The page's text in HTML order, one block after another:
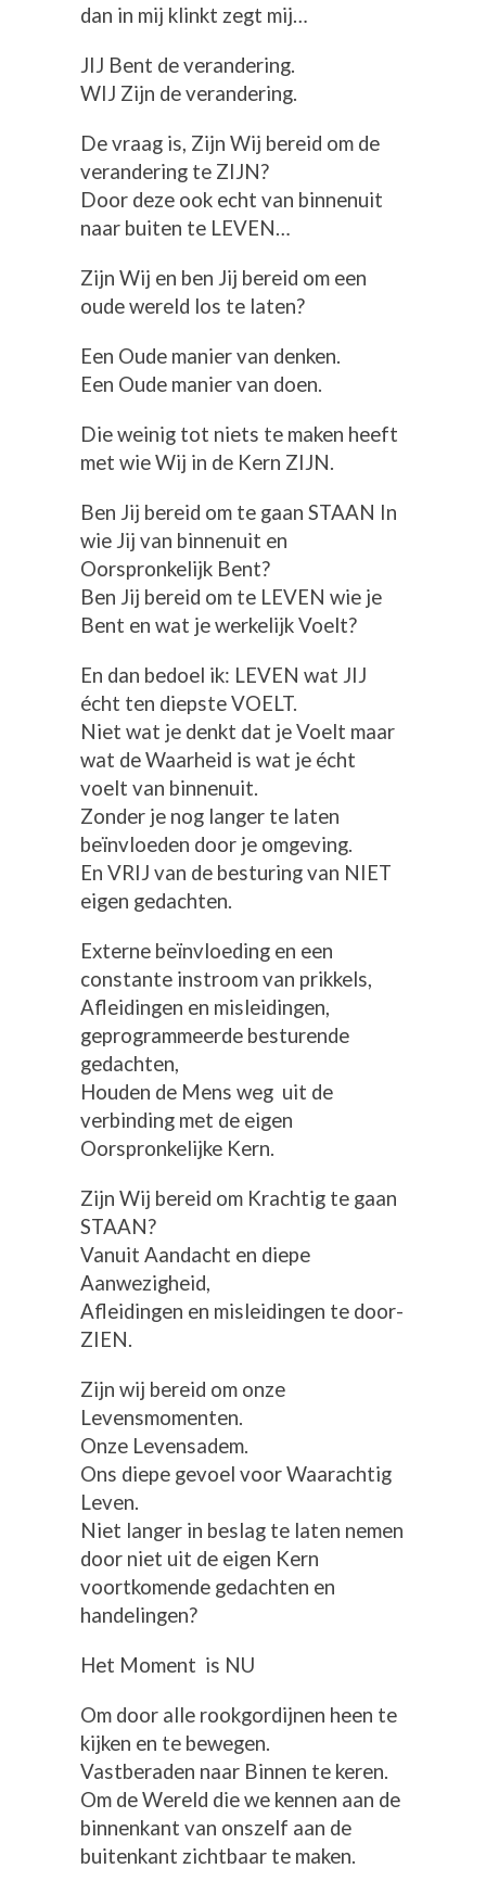
dan in mij klinkt zegt mij…
JIJ Bent de verandering.
WIJ Zijn de verandering.
De vraag is, Zijn Wij bereid om de
verandering te ZIJN?
Door deze ook echt van binnenuit
naar buiten te LEVEN…
Zijn Wij en ben Jij bereid om een
oude wereld los te laten?
Een Oude manier van denken.
Een Oude manier van doen.
Die weinig tot niets te maken heeft
met wie Wij in de Kern ZIJN.
Ben Jij bereid om te gaan STAAN In
wie Jij van binnenuit en
Oorspronkelijk Bent?
Ben Jij bereid om te LEVEN wie je
Bent en wat je werkelijk Voelt?
En dan bedoel ik: LEVEN wat JIJ
écht ten diepste VOELT.
Niet wat je denkt dat je Voelt maar
wat de Waarheid is wat je écht
voelt van binnenuit.
Zonder je nog langer te laten
beïnvloeden door je omgeving.
En VRIJ van de besturing van NIET
eigen gedachten.
Externe beïnvloeding en een
constante instroom van prikkels,
Afleidingen en misleidingen,
geprogrammeerde besturende
gedachten,
Houden de Mens weg uit de
verbinding met de eigen
Oorspronkelijke Kern.
Zijn Wij bereid om Krachtig te gaan
STAAN?
Vanuit Aandacht en diepe
Aanwezigheid,
Afleidingen en misleidingen te door-
ZIEN.
Zijn wij bereid om onze
Levensmomenten.
Onze Levensadem.
Ons diepe gevoel voor Waarachtig
Leven.
Niet langer in beslag te laten nemen
door niet uit de eigen Kern
voortkomende gedachten en
handelingen?
Het Moment is NU
Om door alle rookgordijnen heen te
kijken en te bewegen.
Vastberaden naar Binnen te keren.
Om de Wereld die we kennen aan de
binnenkant van onszelf aan de
buitenkant zichtbaar te maken.